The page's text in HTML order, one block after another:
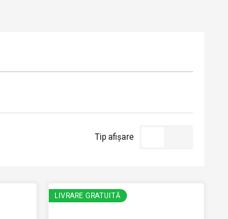
Tip afișare
LIVRARE GRATUITĂ